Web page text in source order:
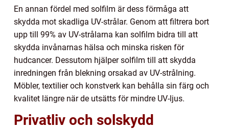
En annan fördel med solfilm är dess förmåga att
skydda mot skadliga UV-strålar. Genom att filtrera bort
upp till 99% av UV-strålarna kan solfilm bidra till att
skydda invånarnas hälsa och minska risken för
hudcancer. Dessutom hjälper solfilm till att skydda
inredningen från blekning orsakad av UV-strålning.
Möbler, textilier och konstverk kan behålla sin färg och
kvalitet längre när de utsätts för mindre UV-ljus.
Privatliv och solskydd